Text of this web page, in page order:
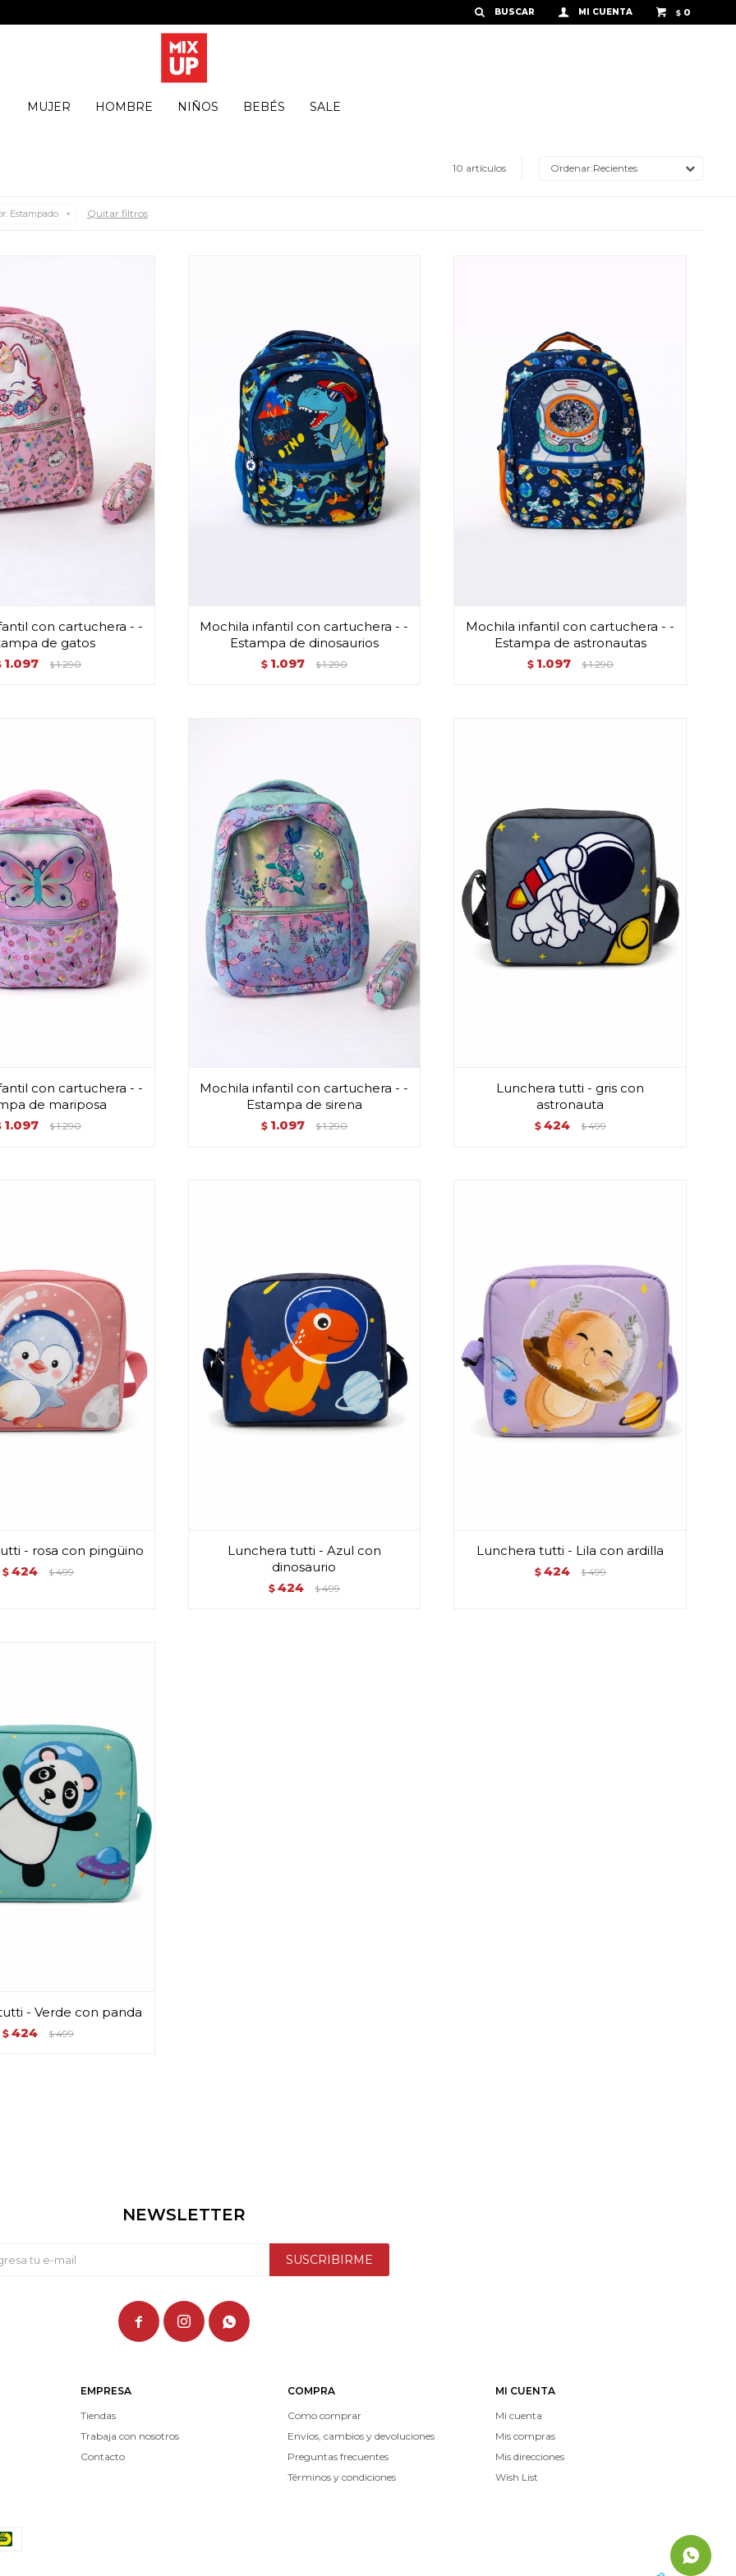
MUJER HOMBRE NIÑOS BEBÉS SALE
$ 0
10 artículos Recientes
Estampado Quitar filtros
con cartuchera - -
de gatos
1.097 $ 1.290
Mochila infantil con cartuchera - -
Estampa de dinosaurios
$ 1.097 $ 1.290
Mochila infantil con cartuchera - -
Estampa de astronautas
$ 1.097 $ 1.290
con cartuchera - -
de mariposa
1.097 $ 1.290
Mochila infantil con cartuchera - -
Estampa de sirena
$ 1.097 $ 1.290
Lunchera tutti - gris con
astronauta
$ 424 $ 499
- rosa con pingüino
$ 424 $ 499
Lunchera tutti - Azul con
dinosaurio
$ 424 $ 499
Lunchera tutti - Lila con ardilla
$ 424 $ 499
- Verde con panda
$ 424 $ 499
EMPRESA
Tiendas
Trabaja con nosotros
Contacto
COMPRA
Como comprar
Envíos, cambios y devoluciones
Preguntas frecuentes
Términos y condiciones
MI CUENTA
Mi cuenta
Mis compras
Mis direcciones
Wish List
NEWSLETTER
SUSCRIBIRME
  